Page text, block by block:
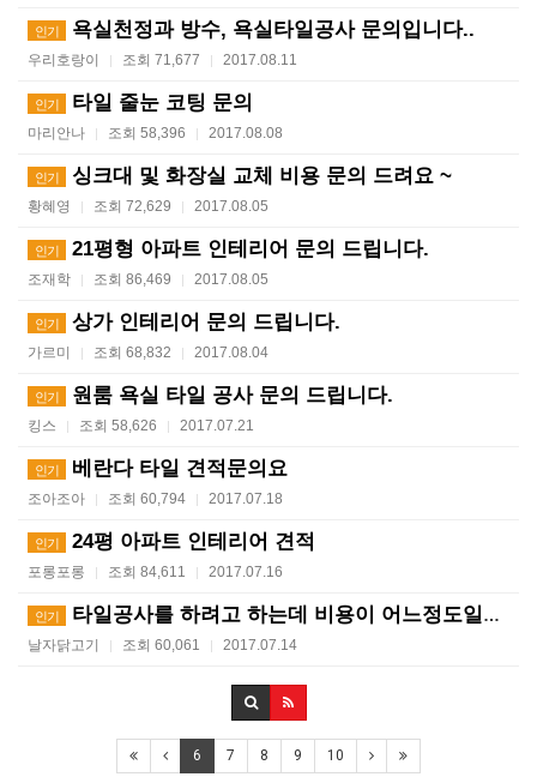
인기 욕실천정과 방수, 욕실타일공사 문의입니다..
우리호랑이 | 조회 71,677 | 2017.08.11
인기 타일 줄눈 코팅 문의
마리안나 | 조회 58,396 | 2017.08.08
인기 싱크대 및 화장실 교체 비용 문의 드려요 ~
황혜영 | 조회 72,629 | 2017.08.05
인기 21평형 아파트 인테리어 문의 드립니다.
조재학 | 조회 86,469 | 2017.08.05
인기 상가 인테리어 문의 드립니다.
가르미 | 조회 68,832 | 2017.08.04
인기 원룸 욕실 타일 공사 문의 드립니다.
킹스 | 조회 58,626 | 2017.07.21
인기 베란다 타일 견적문의요
조아조아 | 조회 60,794 | 2017.07.18
인기 24평 아파트 인테리어 견적
포롱포롱 | 조회 84,611 | 2017.07.16
인기 타일공사를 하려고 하는데 비용이 어느정도일지 궁금합니다…
날자닭고기 | 조회 60,061 | 2017.07.14
6 7 8 9 10